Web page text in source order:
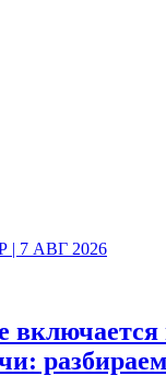
7 АВГ 2026